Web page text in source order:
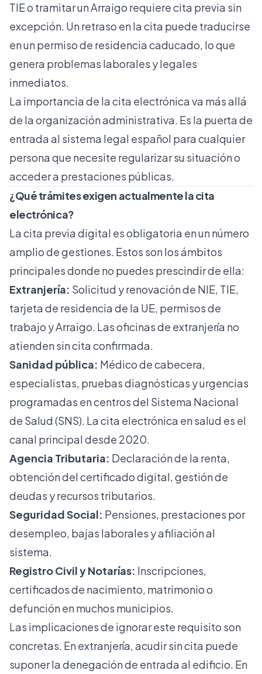
TIE o tramitar un Arraigo requiere cita previa sin
excepción. Un retraso en la cita puede traducirse
en un permiso de residencia caducado, lo que
genera problemas laborales y legales
inmediatos.
La importancia de la cita electrónica va más allá
de la organización administrativa. Es la puerta de
entrada al sistema legal español para cualquier
persona que necesite regularizar su situación o
acceder a prestaciones públicas.
¿Qué trámites exigen actualmente la cita
electrónica?
La cita previa digital es obligatoria en un número
amplio de gestiones. Estos son los ámbitos
principales donde no puedes prescindir de ella:
Extranjería: Solicitud y renovación de NIE, TIE,
tarjeta de residencia de la UE, permisos de
trabajo y Arraigo. Lasoficinas de extranjería no
atienden sin cita confirmada.
Sanidad pública: Médico de cabecera,
especialistas, pruebas diagnósticas y urgencias
programadas en centros del Sistema Nacional
de Salud (SNS). La cita electrónica en salud es el
canal principal desde 2020.
Agencia Tributaria: Declaración de la renta,
obtención del certificado digital, gestión de
deudas y recursos tributarios.
Seguridad Social: Pensiones, prestaciones por
desempleo, bajas laborales y afiliación al
sistema.
Registro Civil y Notarías: Inscripciones,
certificados de nacimiento, matrimonio o
defunción en muchos municipios.
Las implicaciones de ignorar este requisito son
concretas. En extranjería, acudir sin cita puede
suponer la denegación de entrada al edificio. En